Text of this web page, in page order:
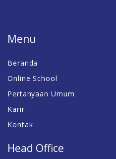
Menu
Beranda
Online School
Pertanyaan Umum
Karir
Kontak
Head Office